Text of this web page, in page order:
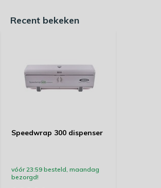
Recent bekeken
Speedwrap 300 dispenser
vóór 23:59 besteld, maandag
bezorgd!